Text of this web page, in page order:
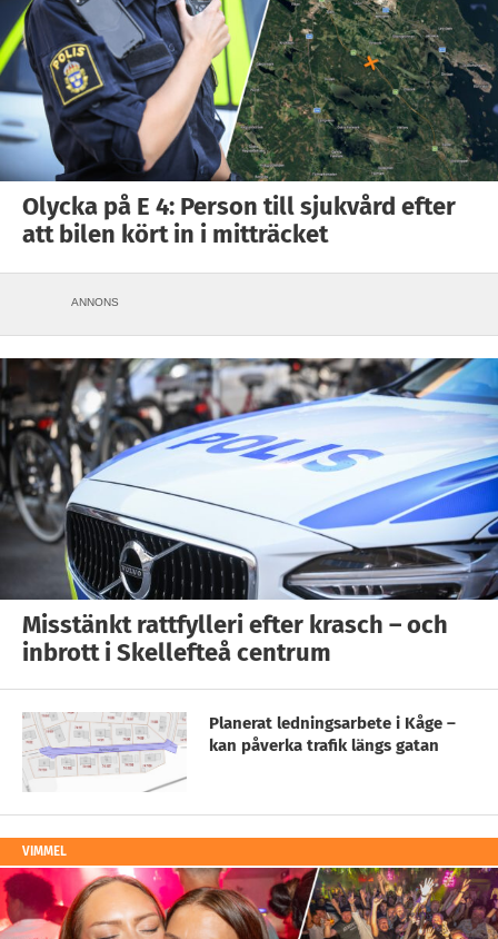
Olycka på E 4: Person till sjukvård efter
att bilen kört in i mitträcket
ANNONS
Misstänkt rattfylleri efter krasch – och
inbrott i Skellefteå centrum
Planerat ledningsarbete i Kåge –
kan påverka trafik längs gatan
VIMMEL